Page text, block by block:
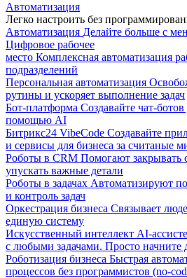
Автоматизация
Легко настроить без
Автоматизация Делайте больше с
Цифровое рабочее
место Комплексная автоматизация
подразделений
Персональная автоматизация
рутины и ускоряет выполнение задач
Бот-платформа Создавайте чат-
помощью AI
Битрикс24 VibeCode Создавайте
и сервисы для бизнеса за считаные
Роботы в CRM Помогают закрывать
упускать важные детали
Роботы в задачах Автоматизируют
и контроль задач
Оркестрация бизнеса Связывает
единую систему
Искусственный интеллект AI-
с любыми задачами. Просто начните
Роботизация бизнеса Быстрая
процессов без программистов (no-